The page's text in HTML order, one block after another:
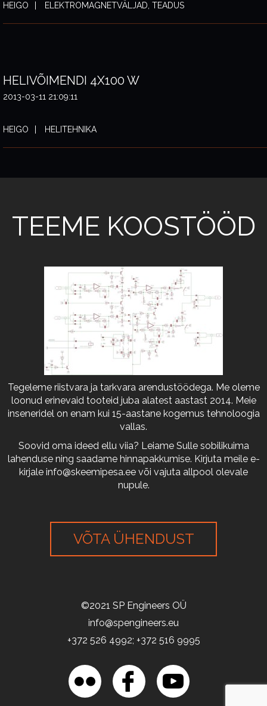
HEIGO ELEKTROMAGNETVÄLJAD, TEADUS
HELIVÕIMENDI 4X100 W
2013-03-11 21:09:11
HEIGO HELITEHNIKA
TEEME KOOSTÖÖD
Tegeleme riistvara ja tarkvara arendustöödega. Me oleme
loonud erinevaid tooteid juba alatest aastast 2014. Meie
inseneridel on enam kui 15-aastane kogemus tehnoloogia
vallas.
Soovid oma ideed ellu viia? Leiame Sulle sobilikuima
lahenduse ning saadame hinnapakkumise. Kirjuta meile e-
kirjale info@skeemipesa.ee või vajuta allpool olevale
nupule.
VÕTA ÜHENDUST
©2021 SP Engineers OÜ
info@spengineers.eu
+372 526 4992; +372 516 9995